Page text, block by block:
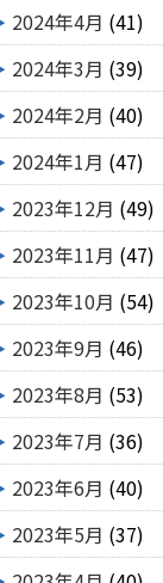
2024年4月 (41)
2024年3月 (39)
2024年2月 (40)
2024年1月 (47)
2023年12月 (49)
2023年11月 (47)
2023年10月 (54)
2023年9月 (46)
2023年8月 (53)
2023年7月 (36)
2023年6月 (40)
2023年5月 (37)